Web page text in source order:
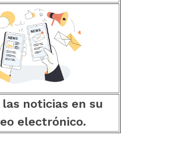
las noticias en su
electrónico.